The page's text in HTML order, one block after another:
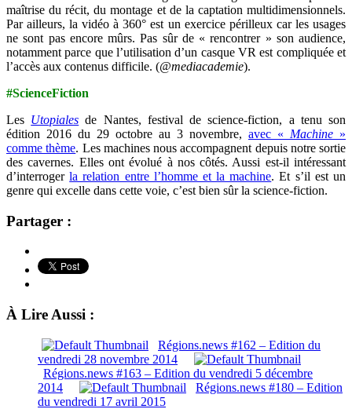
maîtrise du récit, du montage et de la captation multidimensionnels.
Par ailleurs, la vidéo à 360° est un exercice périlleux car les usages
ne sont pas encore mûrs. Pas sûr de « rencontrer » son audience,
notamment parce que l’utilisation d’un casque VR est compliquée et
l’accès aux contenus difficile. (@mediacademie).
#ScienceFiction
Les Utopiales de Nantes, festival de science-fiction, a tenu son
édition 2016 du 29 octobre au 3 novembre, avec « Machine »
comme thème. Les machines nous accompagnent depuis notre sortie
des cavernes. Elles ont évolué à nos côtés. Aussi est-il intéressant
d’interrogerla relation entre l’homme et la machine. Et s’il est un
genre qui excelle dans cette voie, c’est bien sûr la science-fiction.
Partager :
À Lire Aussi :
Régions.news #162 – Edition du
vendredi 28 novembre 2014
Régions.news #163 – Edition du vendredi 5 décembre
2014
Régions.news #180 – Edition
du vendredi 17 avril 2015